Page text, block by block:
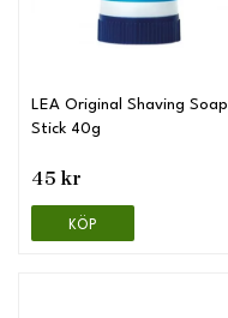
LEA Original Shaving Soap
Stick 40g
45 kr
KÖP